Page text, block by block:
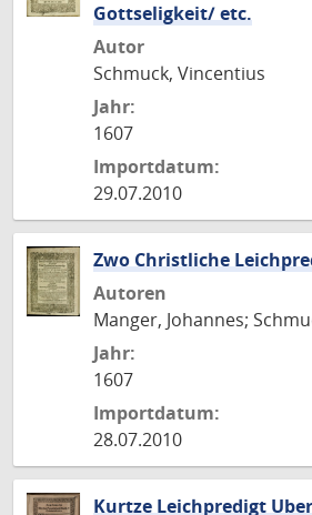
Gottseligkeit/ etc.
Autor
Schmuck, Vincentius
Jahr:
1607
Importdatum:
29.07.2010
Zwo Christliche
Autoren
Manger, Johannes;
Jahr:
1607
Importdatum:
28.07.2010
Kurtze Leichpredigt